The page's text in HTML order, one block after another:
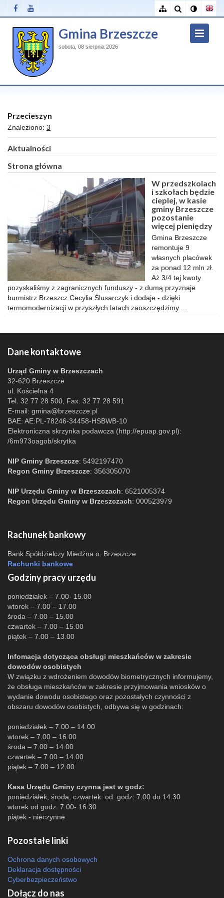
Gmina Brzeszcze
sobota, 08 sierpnia 2026
Przecieszyn
Znaleziono: 3
Aktualności
Strona główna
W przedszkolach
i szkołach będzie
cieplej, w kasie
gminy Brzeszcze
pozostanie
więcej pieniędzy
Gmina Brzeszcze
remontuje 9
własnych placówek
za ponad 12 mln zł.
Aż 3/4 tej kwoty
pozyskaliśmy z zagranicznych funduszy - z dumą przyznaje
burmistrz Brzeszcz Cecylia Ślusarczyk i dodaje - dzięki
termomodernizacji w przyszłych latach zaoszczędzimy ...
Dane kontaktowe
Urząd Gminy w Brzeszczach
32-620 Brzeszcze
ul. Kościelna 4
Tel. 32 77 28 500, Fax. 32 77 28 591
E-mail: gmina@brzeszcze.pl
BAE: AE:PL-78246-34458-HSBWB-10
Elektroniczna skrzynka podawcza (http://epuap.gov.pl):
/6m973oagob/skrytka
NIP Gminy Brzeszcze: 5492197470
Regon Gminy Brzeszcze: 356305070
NIP Urzędu Gminy w Brzeszczach: 6521005374
Regon Urzędu Gminy w Brzeszczach: 000523979
Rachunek bankowy
Bank Spółdzielczy Miedźna o. Brzeszcze
Rachunki bankowe
Godziny pracy urzędu
poniedziałek – 7.00- 15.00
wtorek – 7.00 – 17.00
środa – 7.00 – 15.00
czwartek – 7.00 – 15.00
piątek – 7.00 – 13.00
Infomacja dotycząca obsługi mieszkańców w zakresie
dowodów osobistych
W związku z wdrożeniem dowodów biometrycznych informujemy,
że obsługa mieszkańców w zakresie przyjmowania wniosków o
wydanie dowodu osobistego oraz pozostałych czynności z
obszaru dowodów osobistych, odbywa się w godzinach:
poniedziałek – 7.00 – 14.00
wtorek – 7.00 – 16.00
środa – 7.00 – 14.00
czwartek – 7.00 – 14.00
piątek – 7.00 – 12.00
Kasa Urzędu Gminy czynna jest w godz:
poniedziałek, środa, czwartek: od godz: 7.00 do 14.30
wtorek od godz: 7.00- 16.30
piątek - nieczynne
Pozostałe linki
Ochrona danych osobowych
Deklaracja dostępności
Cyberbezpieczeństwo
Dołącz do nas